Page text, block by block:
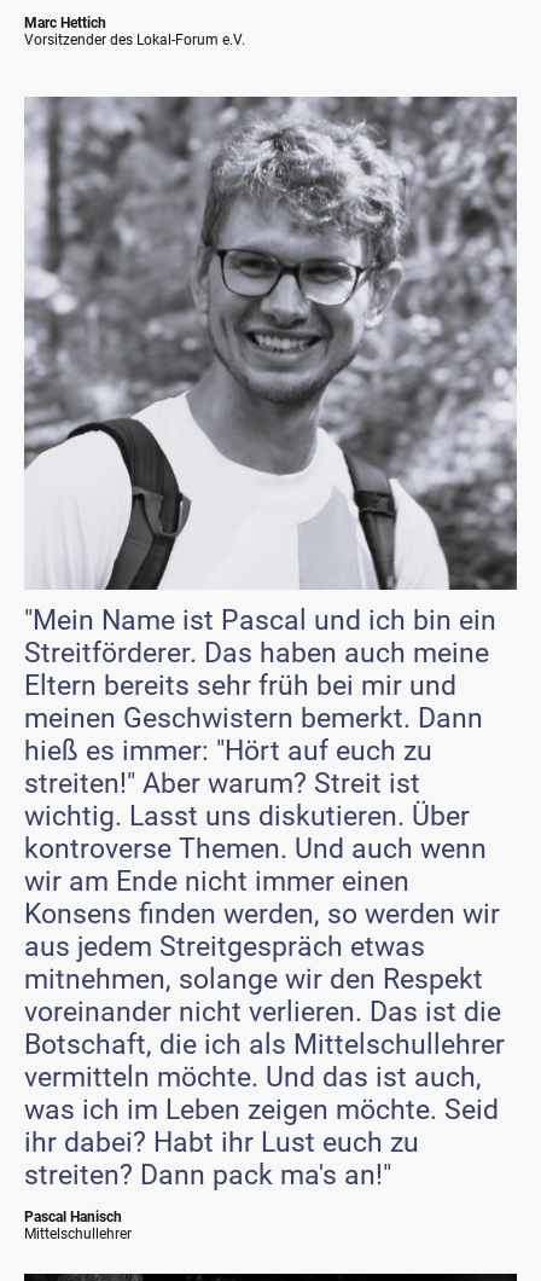
Marc Hettich
Vorsitzender des Lokal-Forum e.V.
"Mein Name ist Pascal und ich bin ein
Streitförderer. Das haben auch meine
Eltern bereits sehr früh bei mir und
meinen Geschwistern bemerkt. Dann
hieß es immer: "Hört auf euch zu
streiten!" Aber warum? Streit ist
wichtig. Lasst uns diskutieren. Über
kontroverse Themen. Und auch wenn
wir am Ende nicht immer einen
Konsens finden werden, so werden wir
aus jedem Streitgespräch etwas
mitnehmen, solange wir den Respekt
voreinander nicht verlieren. Das ist die
Botschaft, die ich als Mittelschullehrer
vermitteln möchte. Und das ist auch,
was ich im Leben zeigen möchte. Seid
ihr dabei? Habt ihr Lust euch zu
streiten? Dann pack ma's an!"
Pascal Hanisch
Mittelschullehrer